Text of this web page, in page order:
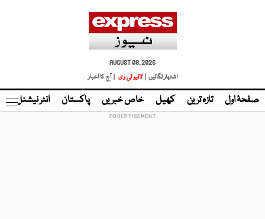
AUGUST 08, 2026
اشتہار لگائیں |
لائیو ٹی وی | آج کا اخبار
صفحۂ اول تازہ ترین کھیل خاص خبریں پاکستان انٹر نیشنل